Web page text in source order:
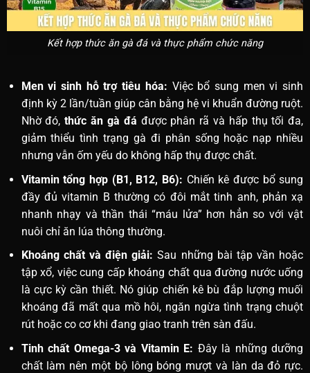
Kết hợp thức ăn gà đá và thực phẩm chức năng
Men vi sinh hỗ trợ tiêu hóa: Việc bổ sung men vi sinh
định kỳ 2 lần/tuần giúp cân bằng hệ vi khuẩn đường ruột.
Nhờ đó,thức ăn gà đá được phân rã và hấp thụ tối đa,
giảm thiểu tình trạng gà đi phân sống hoặc nạp nhiều
nhưng vẫn ốm yếu do không hấp thụ được chất.
Vitamin tổng hợp (B1, B12, B6): Chiến kê được bổ sung
đầy đủ vitamin B thường có đôi mắt tinh anh, phản xạ
nhanh nhạy và thần thái “máu lửa” hơn hẳn so với vật
nuôi chỉ ăn lúa thông thường.
Khoáng chất và điện giải: Sau những bài tập vần hoặc
tập xổ, việc cung cấp khoáng chất qua đường nước uống
là cực kỳ cần thiết. Nó giúp chiến kê bù đắp lượng muối
khoáng đã mất qua mồ hôi, ngăn ngừa tình trạng chuột
rút hoặc co cơ khi đang giao tranh trên sàn đấu.
Tinh chất Omega-3 và Vitamin E: Đây là những dưỡng
chất làm nên một bộ lông bóng mượt và làn da đỏ rực.